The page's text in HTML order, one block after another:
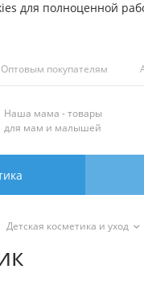
для полноценной
Оптовым покупателям
Наша мама - товары
для мам и малышей
Детская косметика и уход